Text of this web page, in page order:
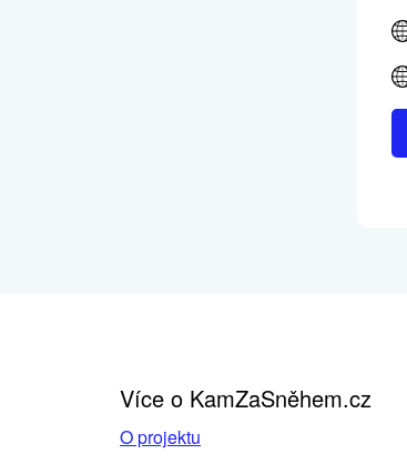
Více o KamZaSněhem.cz
O projektu